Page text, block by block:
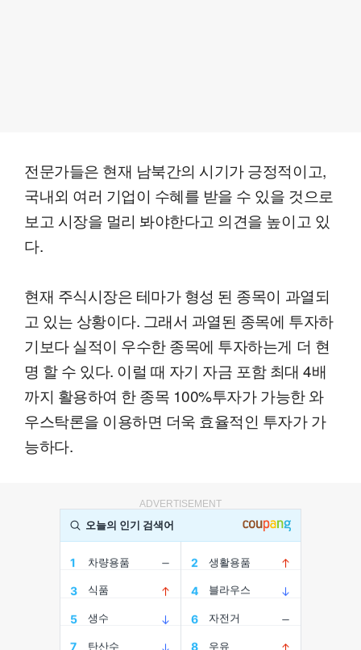
전문가들은 현재 남북간의 시기가 긍정적이고,
국내외 여러 기업이 수혜를 받을 수 있을 것으로
보고 시장을 멀리 봐야한다고 의견을 높이고 있
다.
현재 주식시장은 테마가 형성 된 종목이 과열되
고 있는 상황이다. 그래서 과열된 종목에 투자하
기보다 실적이 우수한 종목에 투자하는게 더 현
명 할 수 있다. 이럴 때 자기 자금 포함 최대 4배
까지 활용하여 한 종목 100%투자가 가능한 와
우스탁론을 이용하면 더욱 효율적인 투자가 가
능하다.
ADVERTISEMENT